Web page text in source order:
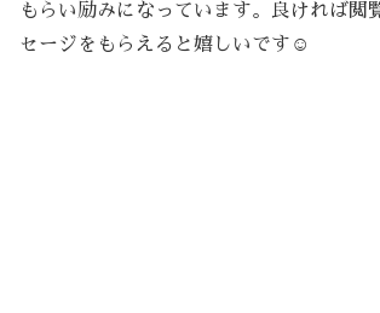
もらい励みになっています。良ければ閲
セージをもらえると嬉しいです☺